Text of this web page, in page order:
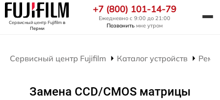
Сервисный центр Fujifilmв
Перми
+7 (800) 101-14-79
Ежедневно с 9:00 до 21:00
Позвонить мне утром
Сервисный центр Fujifilm Каталог устройств
Замена CCD/CMOS матрицы